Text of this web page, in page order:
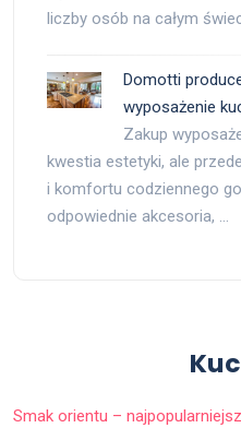
liczby osób na całym
Domotti
wyposażenie
Zakup
kwestia estetyki, ale
i komfortu codziennego
odpowiednie akcesoria, …
Smak orientu –